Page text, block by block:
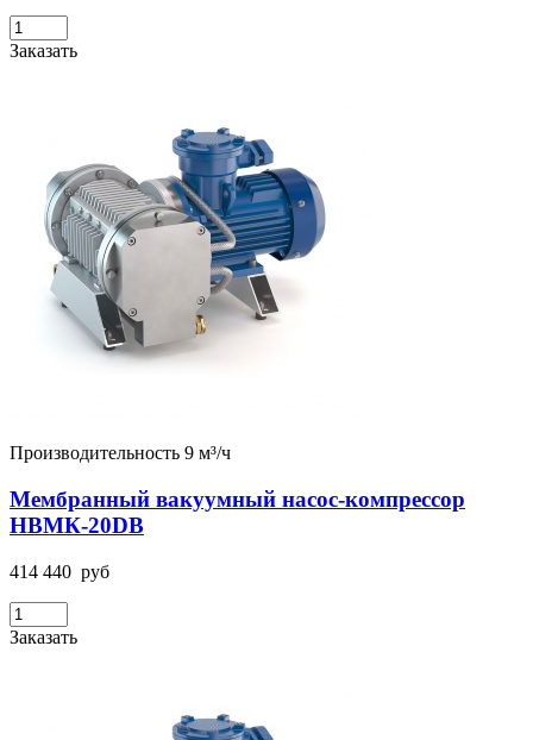
Заказать
Производительность 9 м³/ч
Мембранный вакуумный насос-компрессор
НВМК-20DВ
414 440 руб
Заказать